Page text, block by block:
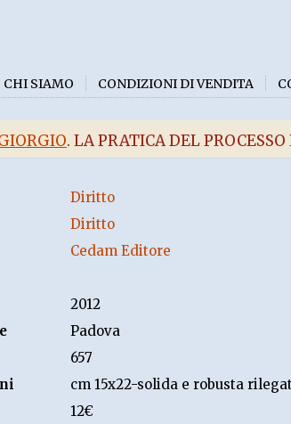
CHI SIAMO CONDIZIONI DI VENDITA
. LA PRATICA DEL
Diritto
Diritto
Cedam Editore
2012
Padova
657
cm 15x22-solida e robusta
12€